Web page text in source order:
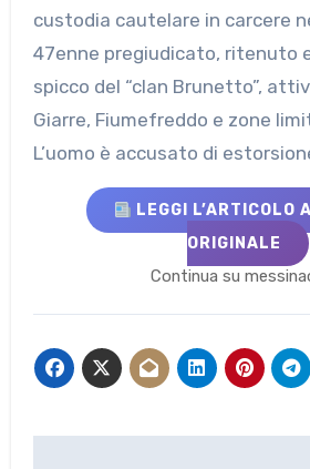
custodia cautelare in carcere
47enne pregiudicato, ritenuto
spicco del “clan Brunetto”,
Giarre, Fiumefreddo e zone
L’uomo è accusato di
LEGGI L’ARTICOLO
ORIGINALE
Continua su